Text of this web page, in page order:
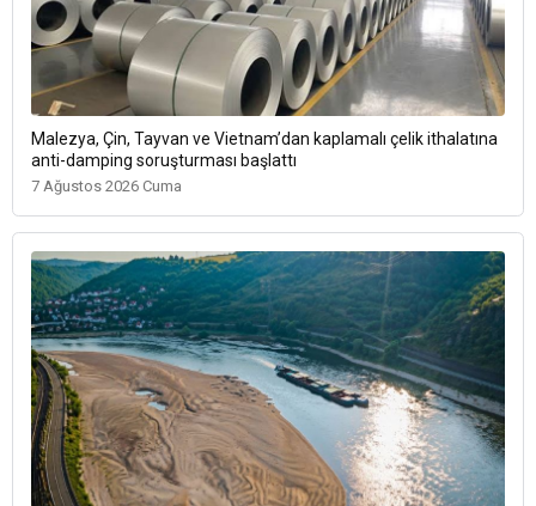
Malezya, Çin, Tayvan ve Vietnam’dan kaplamalı çelik ithalatına
anti-damping soruşturması başlattı
7 Ağustos 2026 Cuma